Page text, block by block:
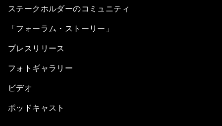
ステークホルダーのコミュニティ
「フォーラム・ストーリー」
プレスリリース
フォトギャラリー
ビデオ
ポッドキャスト